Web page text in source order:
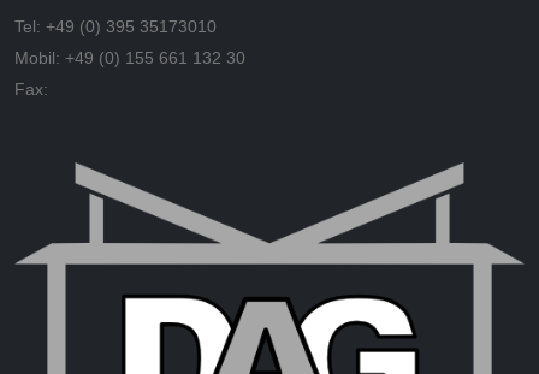
Tel: +49 (0) 395 35173010
Mobil: +49 (0) 155 661 132 30
Fax: